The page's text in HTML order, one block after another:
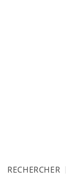
RECHERCHER